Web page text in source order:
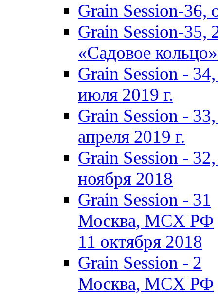
Grain Session-36,
Grain Session-35,
«Садовое кольцо»
Grain Session -
июля 2019 г.
Grain Session -
апреля 2019 г.
Grain Session -
ноября 2018
Grain Session - 31
Москва, МСХ РФ
11 октября 2018
Grain Session - 2
Москва, МСХ РФ